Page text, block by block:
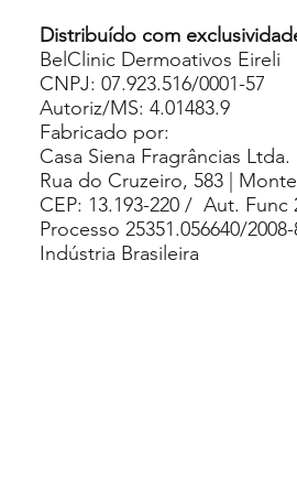
Distribuído com
BelClinic Dermoativos Eireli
CNPJ: 07.923.516/0001-57
Autoriz/MS: 4.01483.9
Fabricado por:
Casa Siena Fragrâncias Ltda.
Rua do Cruzeiro, 583 |
CEP: 13.193-220 / Aut. Func
Processo 25351.056640/2008-
Indústria Brasileira